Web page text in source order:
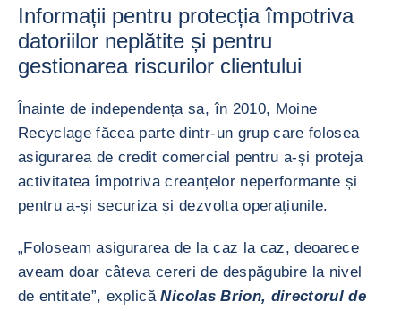
Informații pentru protecția împotriva
datoriilor neplătite și pentru
gestionarea riscurilor clientului
Înainte de independența sa, în 2010, Moine
Recyclage făcea parte dintr-un grup care folosea
asigurarea de credit comercial pentru a-și proteja
activitatea împotriva creanțelor neperformante și
pentru a-și securiza și dezvolta operațiunile.
„Foloseam asigurarea de la caz la caz, deoarece
aveam doar câteva cereri de despăgubire la nivel
de entitate”, explicăNicolas Brion, directorul de